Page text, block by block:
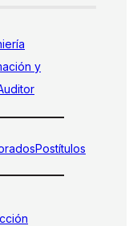
y
Postítulos